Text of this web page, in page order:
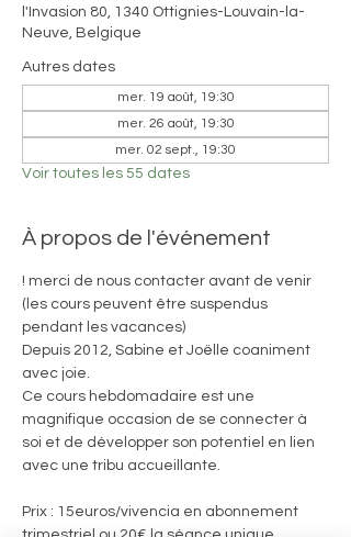
l'Invasion 80, 1340 Ottignies-Louvain-la-
Neuve, Belgique
Autres dates
mer. 19 août, 19:30
mer. 26 août, 19:30
mer. 02 sept., 19:30
Voir toutes les 55 dates
À propos de l'événement
! merci de nous contacter avant de venir
(les cours peuvent être suspendus
pendant les vacances)
Depuis 2012, Sabine et Joëlle coaniment
avec joie.
Ce cours hebdomadaire est une
magnifique occasion de se connecter à
soi et de développer son potentiel en lien
avec une tribu accueillante.
Prix : 15euros/vivencia en abonnement